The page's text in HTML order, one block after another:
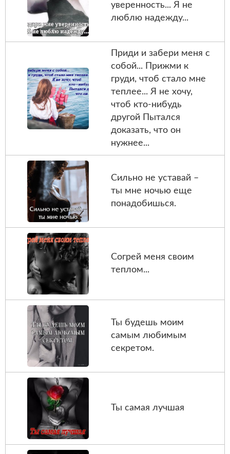
уверенность... Я не
люблю надежду...
Приди и забери меня с
собой... Прижми к
груди, чтоб стало мне
теплее... Я не хочу,
чтоб кто-нибудь
другой Пытался
доказать, что он
нужнее...
Сильно не уставай –
ты мне ночью еще
понадобишься.
Согрей меня своим
теплом...
Ты будешь моим
самым любимым
секретом.
Ты самая лучшая